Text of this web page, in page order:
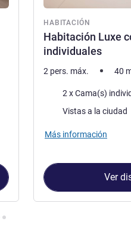
HABITACIÓN
Habitación Luxe
individuales
2 pers. máx. 40
Ropa de cama
2 x Cama(s)
Views :Vistas a la ciudad
Más información
Ver